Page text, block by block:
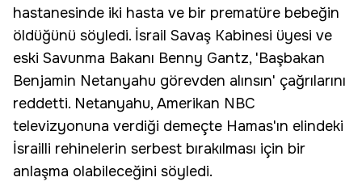
hastanesinde iki hasta ve bir prematüre bebeğin
öldüğünü söyledi. İsrail Savaş Kabinesi üyesi ve
eski Savunma Bakanı Benny Gantz, 'Başbakan
Benjamin Netanyahu görevden alınsın' çağrılarını
reddetti. Netanyahu, Amerikan NBC
televizyonuna verdiği demeçte Hamas'ın elindeki
İsrailli rehinelerin serbest bırakılması için bir
anlaşma olabileceğini söyledi.